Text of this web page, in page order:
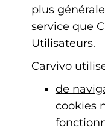
plus
service que
Utilisateurs.
Carvivo
de
cookies